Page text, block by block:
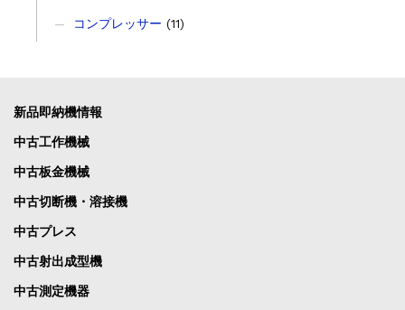
コンプレッサー (11)
新品即納機情報
中古工作機械
中古板金機械
中古切断機・溶接機
中古プレス
中古射出成型機
中古測定機器